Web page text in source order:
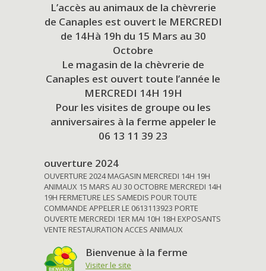
L’accès au animaux de la chèvrerie
de Canaples est ouvert le MERCREDI
de 14Hà 19h du 15 Mars au 30
Octobre
Le magasin de la chèvrerie de
Canaples est ouvert toute l’année le
MERCREDI 14H 19H
Pour les visites de groupe ou les
anniversaires à la ferme appeler le
06 13 11 39 23
ouverture 2024
OUVERTURE 2024 MAGASIN MERCREDI 14H 19H
ANIMAUX 15 MARS AU 30 OCTOBRE MERCREDI 14H
19H FERMETURE LES SAMEDIS POUR TOUTE
COMMANDE APPELER LE 0613113923 PORTE
OUVERTE MERCREDI 1ER MAI 10H 18H EXPOSANTS
VENTE RESTAURATION ACCES ANIMAUX
Bienvenue à la ferme
Visiter le site